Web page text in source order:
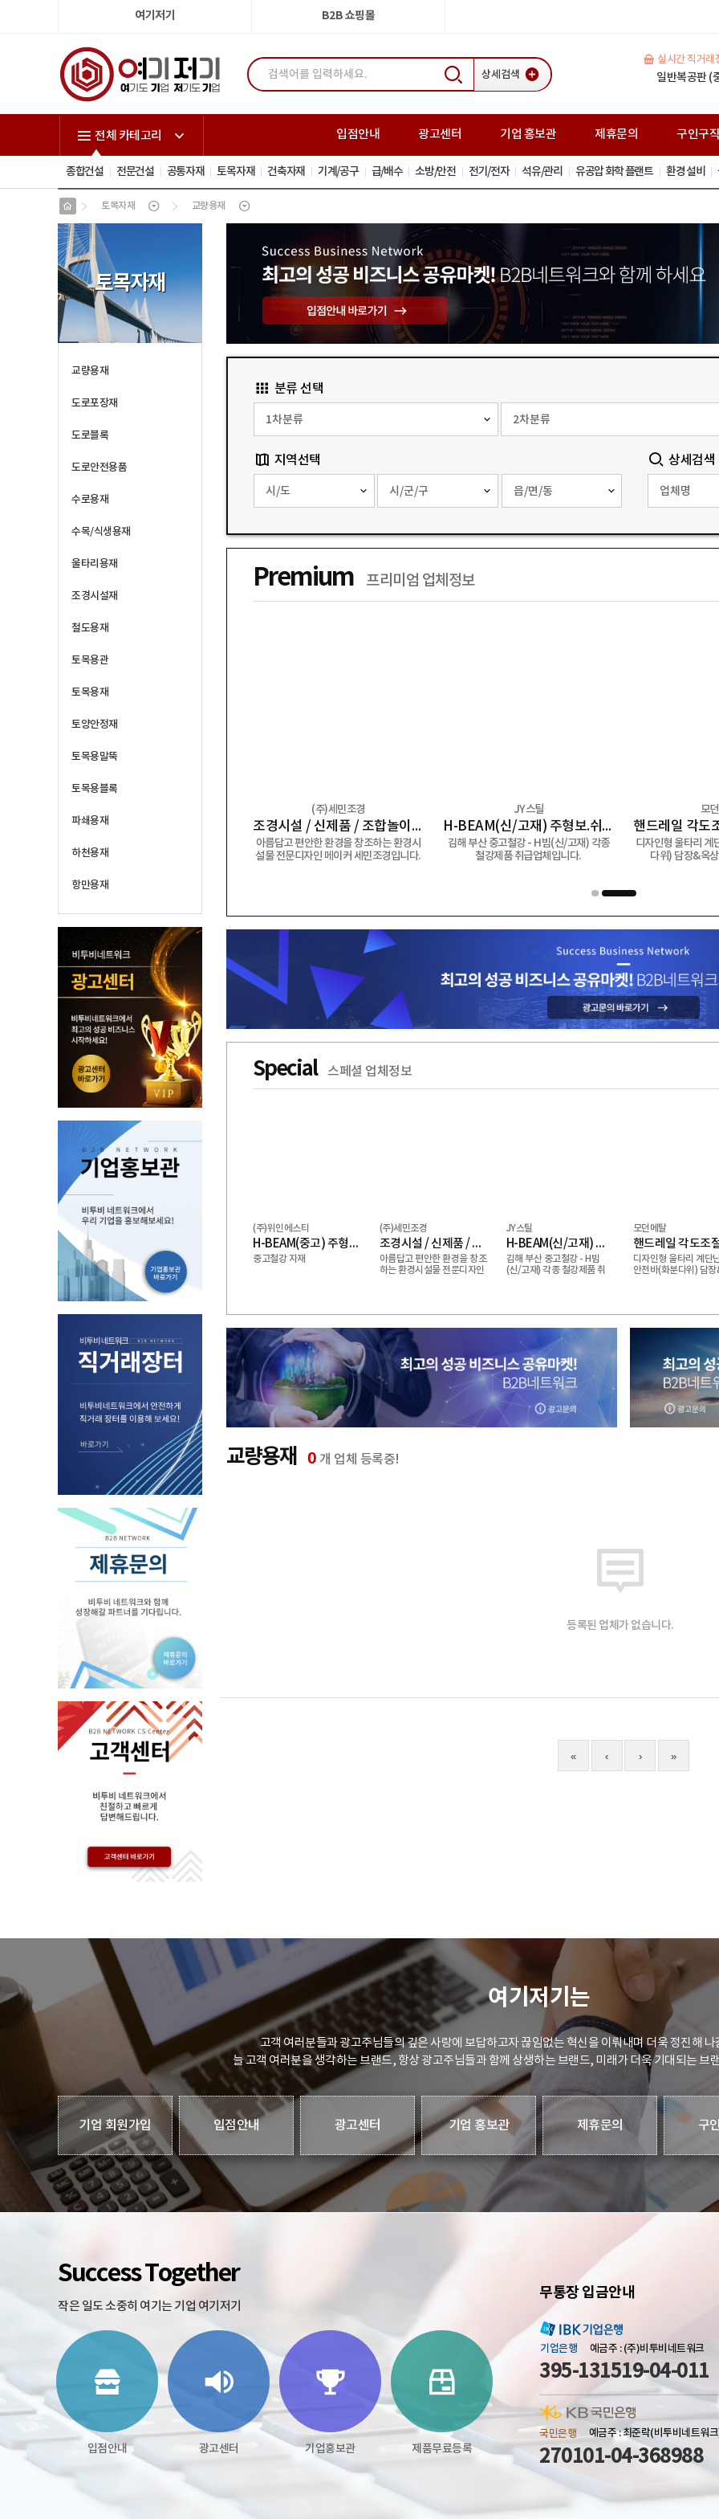
여기저기 B2B 쇼핑몰
상세검색
실시간 직거래
H빔(중고)
일반복공판 (
스크류잭(중
전체 카테고리 입점안내 광고센터 기업 홍보관 제휴문의 구인구직
종합건설 전문건설 공통자재 토목자재 건축자재 기계/공구 급/배수 소방/안전 전기/전자 석유/관리 유공압 화학 플랜트 환경 설비
토목자재 교량용재
토목자재
교량용재
도로포장재
도로블록
도로안전용품
수로용재
수목/식생용재
울타리용재
조경시설재
철도용재
토목용관
토목용재
토양안정재
토목용말뚝
토목용블록
파쇄용재
하천용재
항만용재
분류 선택
지역선택 상세검색
Premium 프리미엄 업체정보
H-BEAM(중고) 주형보 쉬트파일 복공판 스크류잭 앵글잭 그 외 다수 제품 취급업체
(주)세민조경
조경시설 / 신제품 / 조합놀이시설 / 퍼골라 / 벤치 / 편의시설
아름답고 편안한 환경을 창조하는 환경시
설물 전문디자인 메이커 세민조경입니다.
H-BEAM(신/고재) 주형보.쉬트파일.복공판.스크류잭.앵글잭.고철 外
김해 부산 중고철강 - H빔(신/고재) 각종
철강제품 취급업체입니다.
디자인형
다위)
2
Special 스페셜 업체정보
(주)위인에스티
H-BEAM(중고) 주형보 쉬트파일 복공판 스크류잭 앵글잭 그 외 다수 제품 취급업체
중고철강 자재
(주)세민조경
조경시설 / 신제품 / 조합놀이시설 / 퍼골라 / 벤치 / 편의시설
아름답고 편안한 환경을 창조
하는 환경시설물 전문디자인
JY스틸
H-BEAM(신/고재) 주형보.쉬트파일.복공판.스크류잭.앵글잭.고철 外
김해 부산 중고철강 - H빔
(신/고재) 각종 철강제품 취
모던메탈
디자인형 울타리 계단
안전바(화분다위) 담
교량용재 0 개 업체 등록중!
등록된 업체가 없습니다.
« ‹ › »
여기저기는
고객 여러분들과 광고주님들의 깊은 사랑에 보답하고자 끊임없는 혁신을 이뤄내며 더욱 정진해
늘 고객 여러분을 생각하는 브랜드, 항상 광고주님들과 함께 상생하는 브랜드, 미래가 더욱 기대되는 브
기업 회원가입 입점안내 광고센터 기업 홍보관 제휴문의 구
Success Together
작은 일도 소중히 여기는 기업 여기저기
입점안내 광고센터 기업홍보관 제품무료등록
무통장 입금안내
기업은행 예금주 : (주)비투비네트워크
395-131519-04-011
국민은행 예금주 : 최준락(비투비네트워
270101-04-368988